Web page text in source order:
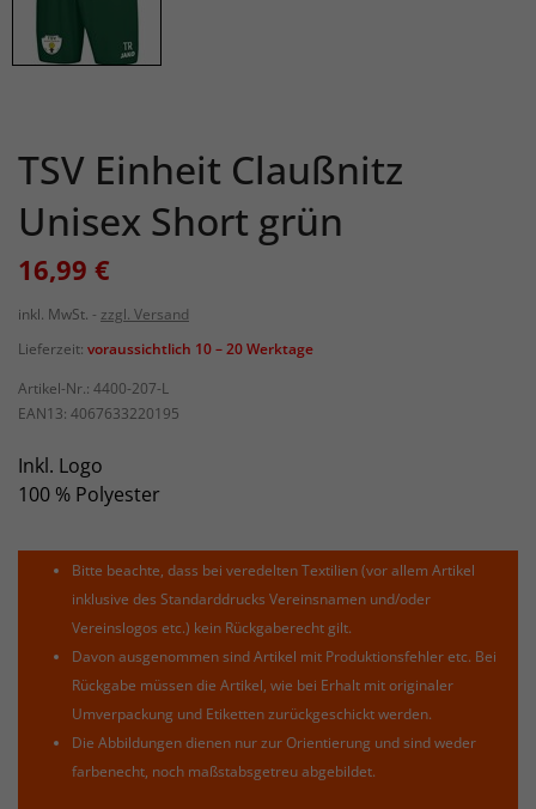
TSV Einheit Claußnitz
Unisex Short grün
16,99 €
inkl. MwSt.
zzgl. Versand
Lieferzeit: voraussichtlich 10 – 20 Werktage
Artikel-Nr.: 4400-207-L
EAN13: 4067633220195
Inkl. Logo
100 % Polyester
Bitte beachte, dass bei veredelten Textilien (vor allem Artikel
inklusive des Standarddrucks Vereinsnamen und/oder
Vereinslogos etc.) kein Rückgaberecht gilt.
Davon ausgenommen sind Artikel mit Produktionsfehler etc. Bei
Rückgabe müssen die Artikel, wie bei Erhalt mit originaler
Umverpackung und Etiketten zurückgeschickt werden.
Die Abbildungen dienen nur zur Orientierung und sind weder
farbenecht, noch maßstabsgetreu abgebildet.